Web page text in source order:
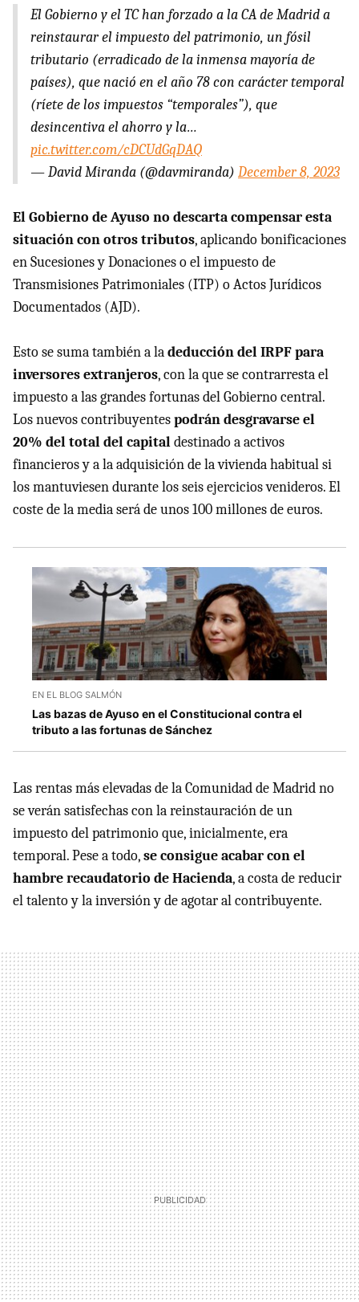
El Gobierno y el TC han forzado a la CA de Madrid a
reinstaurar el impuesto del patrimonio, un fósil
tributario (erradicado de la inmensa mayoría de
países), que nació en el año 78 con carácter temporal
(ríete de los impuestos “temporales”), que
desincentiva el ahorro y la…
pic.twitter.com/cDCUdGqDAQ
— David Miranda (@davmiranda) December 8, 2023
El Gobierno de Ayuso no descarta compensar esta
situación con otros tributos, aplicando bonificaciones
en Sucesiones y Donaciones o el impuesto de
Transmisiones Patrimoniales (ITP) o Actos Jurídicos
Documentados (AJD).
Esto se suma también a ladeducción del IRPF para
inversores extranjeros, con la que se contrarresta el
impuesto a las grandes fortunas del Gobierno central.
Los nuevos contribuyentespodrán desgravarse el
20% del total del capitaldestinado a activos
financieros y a la adquisición de la vivienda habitual si
los mantuviesen durante los seis ejercicios venideros. El
coste de la media será de unos 100 millones de euros.
EN EL BLOG SALMÓN
Las bazas de Ayuso en el Constitucional contra el
tributo a las fortunas de Sánchez
Las rentas más elevadas de la Comunidad de Madrid no
se verán satisfechas con la reinstauración de un
impuesto del patrimonio que, inicialmente, era
temporal. Pese a todo,se consigue acabar con el
hambre recaudatorio de Hacienda, a costa de reducir
el talento y la inversión y de agotar al contribuyente.